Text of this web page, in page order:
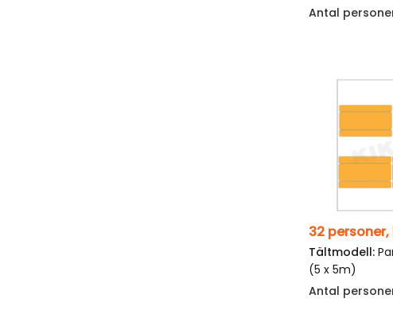
Antal
Tältmodell:
(5 x 5m)
Antal